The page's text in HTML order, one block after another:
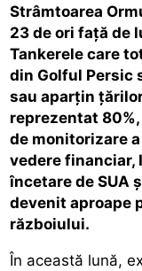
Strâmtoarea
23 de ori față de
Tankerele care
din Golful Persic
sau aparțin
reprezentat
de monitorizare
vedere financiar,
încetare de SUA
devenit aproape
războiului.
În această lună,